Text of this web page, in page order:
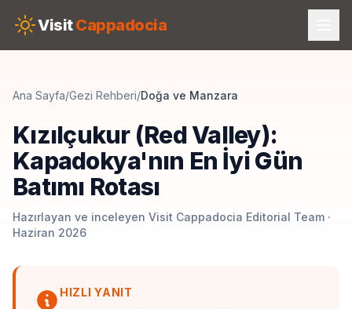
VisitCappadocia
Ana Sayfa/Gezi Rehberi/Doğa ve Manzara
Kızılçukur (Red Valley):
Kapadokya'nın En İyi Gün
Batımı Rotası
Hazırlayan ve inceleyen Visit Cappadocia Editorial Team ·
Haziran 2026
HIZLI YANIT